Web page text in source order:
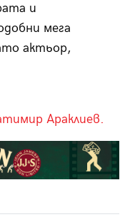
и
мега
актьор,
Араклиев.